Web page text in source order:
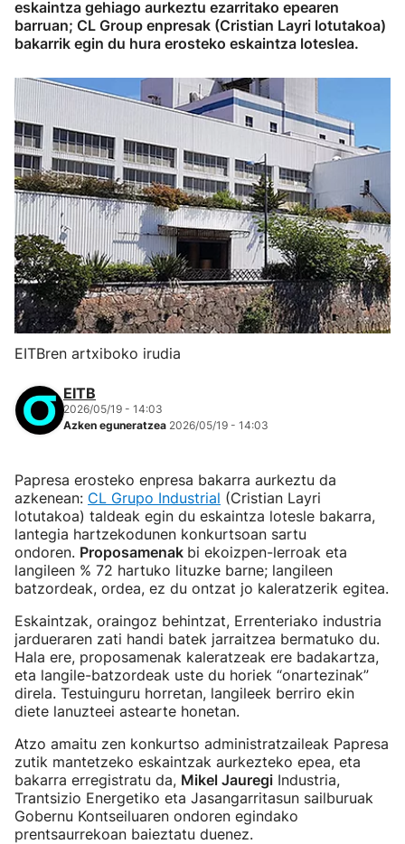
eskaintza gehiago aurkeztu ezarritako epearen
barruan; CL Group enpresak (Cristian Layri lotutakoa)
bakarrik egin du hura erosteko eskaintza loteslea.
EITBren artxiboko irudia
EITB
2026/05/19 - 14:03
Azken eguneratzea 2026/05/19 - 14:03
Papresa erosteko enpresa bakarra aurkeztu da
azkenean: CL Grupo Industrial (Cristian Layri
lotutakoa) taldeak egin du eskaintza lotesle bakarra,
lantegia hartzekodunen konkurtsoan sartu
ondoren. Proposamenak bi ekoizpen-lerroak eta
langileen % 72 hartuko lituzke barne; langileen
batzordeak, ordea, ez du ontzat jo kaleratzerik egitea.
Eskaintzak, oraingoz behintzat, Errenteriako industria
jardueraren zati handi batek jarraitzea bermatuko du.
Hala ere, proposamenak kaleratzeak ere badakartza,
eta langile-batzordeak uste du horiek “onartezinak”
direla. Testuinguru horretan, langileek berriro ekin
diete lanuzteei astearte honetan.
Atzo amaitu zen konkurtso administratzaileak Papresa
zutik mantetzeko eskaintzak aurkezteko epea, eta
bakarra erregistratu da, Mikel Jauregi Industria,
Trantsizio Energetiko eta Jasangarritasun sailburuak
Gobernu Kontseiluaren ondoren egindako
prentsaurrekoan baieztatu duenez.